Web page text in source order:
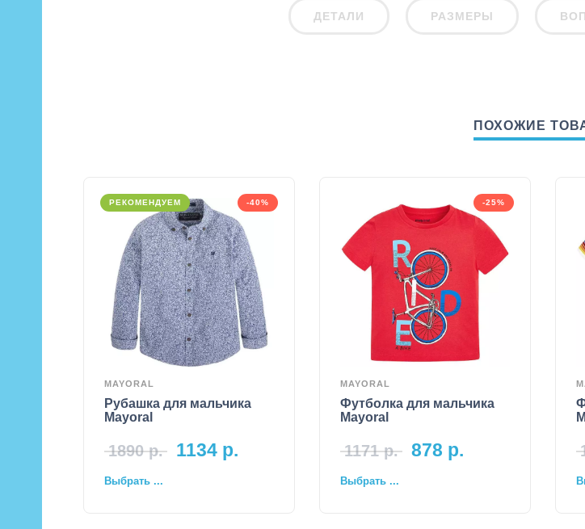
ДЕТАЛИ РАЗМЕРЫ
ПОХОЖИЕ
-40%
РЕКОМЕНДУЕМ
MAYORAL
Рубашка для мальчика
Mayoral
1890р. 1134 р.
Выбрать ...
-25%
MAYORAL
Футболка для мальчика
Mayoral
1171р. 878 р.
Выбрать ...